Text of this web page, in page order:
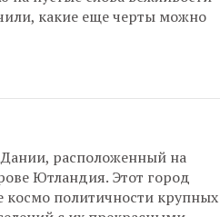
какие еще черты можно
расположенный на
Ютландия. Этот город
космо политичности крупных